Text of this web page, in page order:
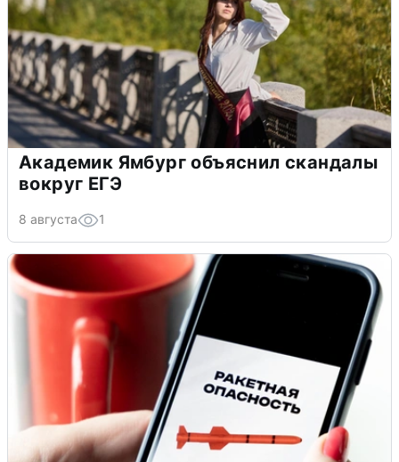
Академик Ямбург объяснил скандалы
вокруг ЕГЭ
8 августа 1